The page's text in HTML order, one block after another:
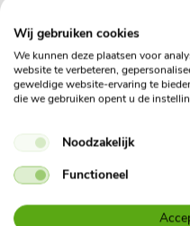
Meer informatie?
Wil je meer weten over de
de toltarieven of actuele
updates.
Wij gebruiken cookies
We kunnen deze plaatsen voor
website te verbeteren,
geweldige website-ervaring te
die we gebruiken opent u de
Noodzakelijk
Functioneel